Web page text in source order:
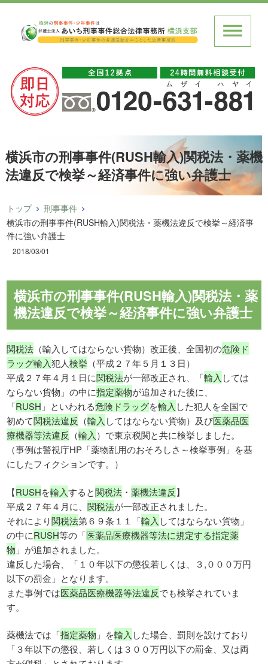
横浜市の刑事事件(RUSH輸入)関税法・薬機
法違反で検挙～経済事件に強い弁護士
トップ
刑事事件
横浜市の刑事事件(RUSH輸入)関税法・薬機法違反で検挙～経済事
件に強い弁護士
2018/03/01
横浜市の刑事事件(RUSH輸入)関税法・薬
機法違反で検挙～経済事件に強い弁護士
関税法 （輸入してはならない貨物）改正後、全国初の危険ド
ラッグ輸入犯人検挙 （平成２７年５月１３日）
平成２７年４月１日に関税法が一部改正され、「輸入 しては
ならない貨物」の中に指定薬物が追加された後に、
「RUSH 」といわれる危険ドラッグを輸入 した犯人を全国で
初めて関税法違反 （輸入 してはならない貨物）及び医薬品医
療機器等法違反 （輸入 ）で東京税関と共に検挙しました。
（事例は警視庁HP「薬物乱用のおそろしさ～検挙事例」を基
にしたフィクションです。）
【RUSHを輸入すると関税法 ・薬機法違反】
平成２７年４月に、関税法が一部改正されました。
それにより関税法第６９条１１「輸入 してはならない貨物」
の中にRUSH等の「医薬品医療機器等法に規定する指定薬
物 」が追加されました。
違反した場合、「１０年以下の懲役若しくは、３,０００万円
以下の罰金」となります。
また事例では医薬品医療機器等法違反でも検挙されていま
す。
薬機法では「指定薬物 」を輸入 した場合、罰則を設けており
「３年以下の懲役、若しくは３００万円以下の罰金、又は両